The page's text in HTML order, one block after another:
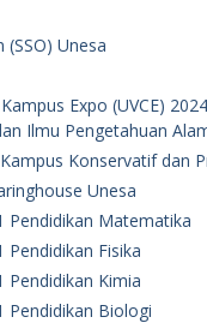
(SSO) Unesa
Expo (UVCE)
Ilmu Pengetahuan
Konservatif dan
Unesa
Pendidikan Matematika
Pendidikan Fisika
Pendidikan Kimia
Pendidikan Biologi